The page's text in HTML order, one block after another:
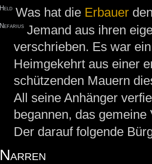
Held Was hat die Erbauer
Nefarius Jemand aus ihren
verschrieben. Es war
Heimgekehrt aus einer
schützenden Mauern
All seine Anhänger
begannen, das
Der darauf folgende
Narren